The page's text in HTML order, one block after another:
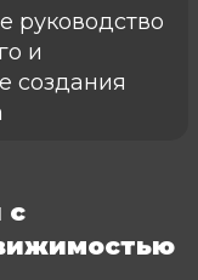
руководство
и
создания
с